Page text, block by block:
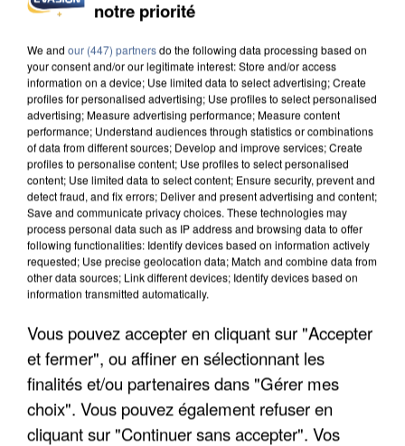
L’UN DES FONDATEURS SUPPOSÉS DE LA DZ
UN SECOND CADRE DE LA DZ MAFIA
INTERPELLÉ EN ALGÉRIE
notre priorité
We and our (447) partnersdo the following data processing based on
your consent and/or our legitimate interest: Store and/or access
information on a device; Use limited data to select advertising; Create
profiles for personalised advertising; Use profiles to select personalised
advertising; Measure advertising performance; Measure content
performance; Understand audiences through statistics or combinations
of data from different sources; Develop and improve services; Create
profiles to personalise content; Use profiles to select personalised
content; Use limited data to select content; Ensure security, prevent and
detect fraud, and fix errors; Deliver and present advertising and content;
Save and communicate privacy choices. These technologies may
process personal data such as IP address and browsing data to offer
following functionalities: Identify devices based on information actively
requested; Use precise geolocation data; Match and combine data from
other data sources; Link different devices; Identify devices based on
information transmitted automatically.
Vous pouvez accepter en cliquant sur "Accepter
et fermer", ou affiner en sélectionnant les
finalités et/ou partenaires dans "Gérer mes
choix". Vous pouvez également refuser en
cliquant sur "Continuer sans accepter". Vos